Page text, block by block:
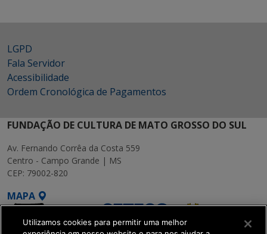
LGPD
Fala Servidor
Acessibilidade
Ordem Cronológica de Pagamentos
FUNDAÇÃO DE CULTURA DE MATO GROSSO DO SUL
Av. Fernando Corrêa da Costa 559
Centro - Campo Grande | MS
CEP: 79002-820
MAPA
Utilizamos cookies para permitir uma melhor